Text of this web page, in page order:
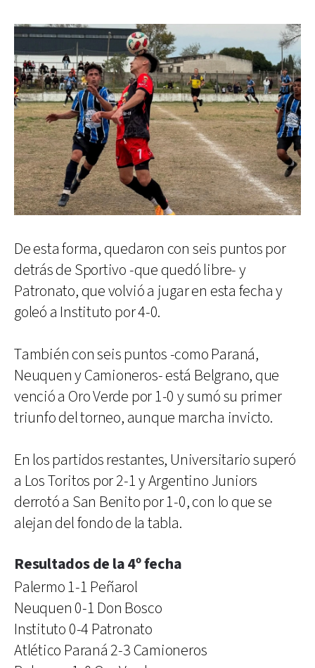
De esta forma, quedaron con seis puntos por
detrás de Sportivo -que quedó libre- y
Patronato, que volvió a jugar en esta fecha y
goleó a Instituto por 4-0.
También con seis puntos -como Paraná,
Neuquen y Camioneros- está Belgrano, que
venció a Oro Verde por 1-0 y sumó su primer
triunfo del torneo, aunque marcha invicto.
En los partidos restantes, Universitario superó
a Los Toritos por 2-1 y Argentino Juniors
derrotó a San Benito por 1-0, con lo que se
alejan del fondo de la tabla.
Resultados de la 4º fecha
Palermo 1-1 Peñarol
Neuquen 0-1 Don Bosco
Instituto 0-4 Patronato
Atlético Paraná 2-3 Camioneros